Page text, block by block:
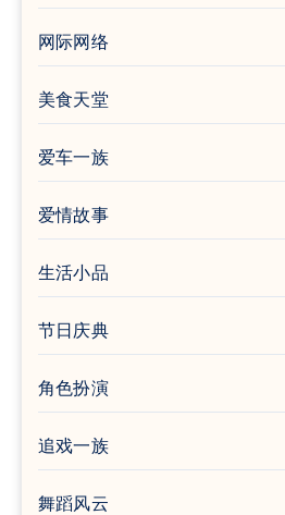
网际网络
美食天堂
爱车一族
爱情故事
生活小品
节日庆典
角色扮演
追戏一族
舞蹈风云